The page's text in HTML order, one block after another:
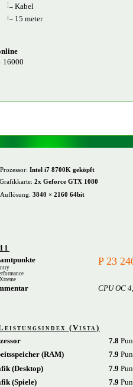
Kabel
15 meter
16000
Prozessor: Intel i7 8700K geköpft
Grafikkarte: 2x Geforce GTX 1080
Auflösung: 3840 × 2160 64bit
P 23
CPU OC
(Vista)
7.8
(RAM)
7.9
(Desktop)
7.9
(Spiele)
7.9